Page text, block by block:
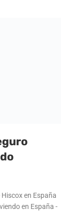
en España
en España -